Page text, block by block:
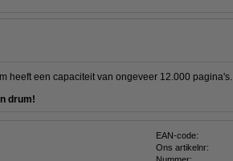
heeft een capaciteit van ongeveer 12.000 pagina's.
drum!
EAN-code:
Ons artikelnr: